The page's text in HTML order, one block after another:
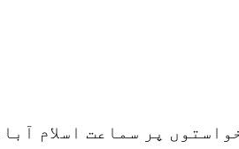
پر سماعت اسلام